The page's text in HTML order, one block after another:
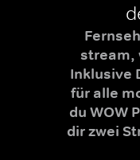
stream,
Inklusive
für alle
du WOW
dir zwei